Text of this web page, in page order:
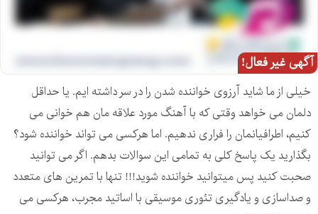
آگهی غیر فعال!
خیلی از ما شاید آرزوی خواننده شدن را در سر داشته ایم. یا حداقل
دلمان می خواهد وقتی که با آهنگ مورد علاقه مان هم خوانی می
کنیم، اطرافیانمان را فراری ندهیم. اما هرکسی می تواند خواننده شود؟
بگذارید یک پاسخ کلی به تمامی این سوالات بدهم. اگر می توانید
صحبت کنید پس میتوانید خواننده شوید!!! تنها با تمرین های متعدد
و صداسازی و یادگیری تئوری موسیقی با اساتید مجرب، هرکسی می